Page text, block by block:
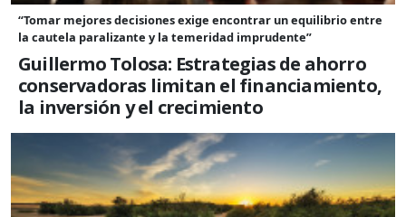
“Tomar mejores decisiones exige encontrar un equilibrio entre
la cautela paralizante y la temeridad imprudente”
Guillermo Tolosa: Estrategias de ahorro
conservadoras limitan el financiamiento,
la inversión y el crecimiento